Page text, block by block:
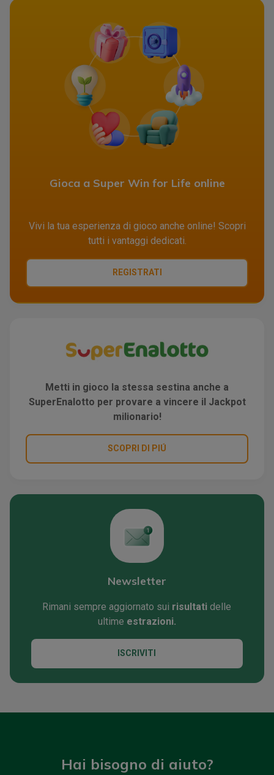
Gioca a Super Win for Life online
Vivi la tua esperienza di gioco anche online! Scopri
tutti i vantaggi dedicati.
REGISTRATI
Metti in gioco la stessa sestina anche a
SuperEnalotto per provare a vincere il Jackpot
milionario!
SCOPRI DI PIÚ
Newsletter
Rimani sempre aggiornato sui risultati delle
ultime estrazioni.
ISCRIVITI
Hai bisogno di aiuto?